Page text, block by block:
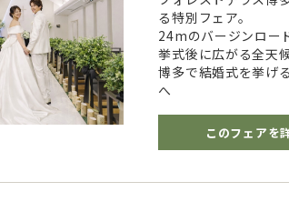
る特別フェア。
24mのバージンロー
挙式後に広がる全天
博多で結婚式を挙げ
へ
このフェアを